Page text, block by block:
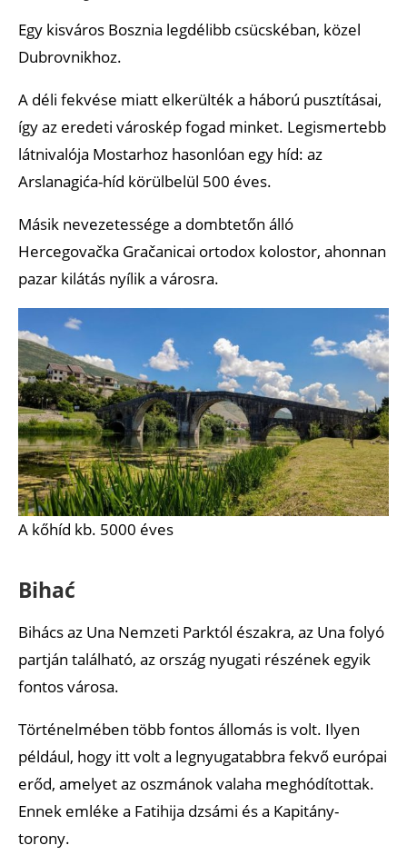
Egy kisváros Bosznia legdélibb csücskéban, közel
Dubrovnikhoz.
A déli fekvése miatt elkerülték a háború pusztításai,
így az eredeti városkép fogad minket. Legismertebb
látnivalója Mostarhoz hasonlóan egy híd: az
Arslanagića-híd körülbelül 500 éves.
Másik nevezetessége a dombtetőn álló
Hercegovačka Gračanicai ortodox kolostor, ahonnan
pazar kilátás nyílik a városra.
A kőhíd kb. 5000 éves
Bihać
Bihács az Una Nemzeti Parktól északra, az Una folyó
partján található, az ország nyugati részének egyik
fontos városa.
Történelmében több fontos állomás is volt. Ilyen
például, hogy itt volt a legnyugatabbra fekvő európai
erőd, amelyet az oszmánok valaha meghódítottak.
Ennek emléke a Fatihija dzsámi és a Kapitány-
torony.